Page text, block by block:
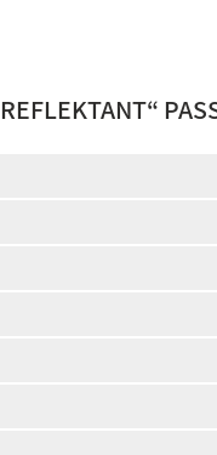
REFLEKTANT“